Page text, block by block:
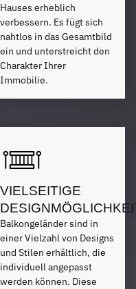
Hauses erheblich
verbessern. Es fügt sich
nahtlos in das Gesamtbild
ein und unterstreicht den
Charakter Ihrer
Immobilie.
VIELSEITIGE
Balkongeländer sind in
einer Vielzahl von Designs
und Stilen erhältlich, die
individuell angepasst
werden können. Diese